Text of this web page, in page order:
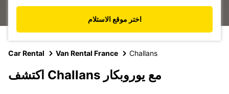
اختر موقع الاستلام
Car Rental Van Rental France Challans
اكتشف Challans مع يوروبكار